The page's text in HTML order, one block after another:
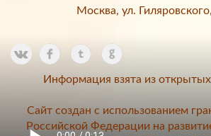
Москва, ул.
Информация взята из
Сайт создан с использованием
Российской Федерации на